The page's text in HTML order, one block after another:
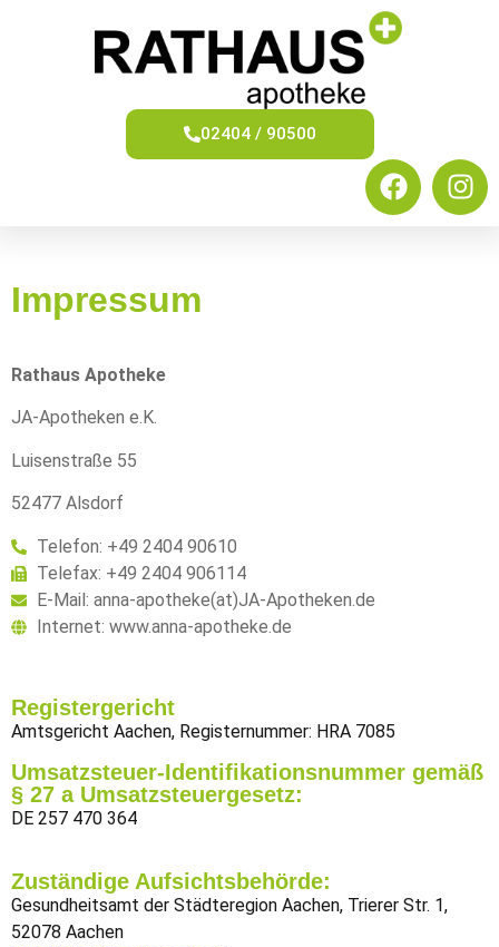
02404 / 90500
Impressum
Rathaus Apotheke
JA-Apotheken e.K.
Luisenstraße 55
52477 Alsdorf
Telefon: +49 2404 90610
Telefax: +49 2404 906114
E-Mail: anna-apotheke(at)JA-Apotheken.de
Internet: www.anna-apotheke.de
Registergericht
Amtsgericht Aachen, Registernummer: HRA 7085
Umsatzsteuer-Identifikationsnummer gemäß
§ 27 a Umsatzsteuergesetz:
DE 257 470 364
Zuständige Aufsichtsbehörde:
Gesundheitsamt der Städteregion Aachen, Trierer Str. 1,
52078 Aachen